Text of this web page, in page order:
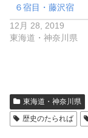
６宿目・藤沢宿
12月 28, 2019
東海道・神奈川県
東海道・神奈川県
歴史のたられば